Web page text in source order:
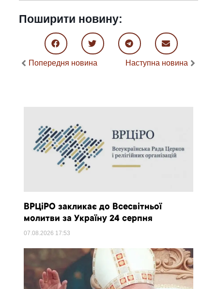
Поширити новину:
Попередня новина Наступна новина
ВРЦіРО закликає до Всесвітньої
молитви за Україну 24 серпня
07.08.2026 17:53